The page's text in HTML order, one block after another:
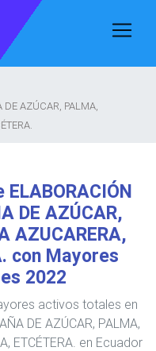
DE AZÚCAR, PALMA,
DE AZÚCAR,
AZUCARERA,
con Mayores
2022
activos totales en
DE AZÚCAR, PALMA,
ETCÉTERA. en Ecuador